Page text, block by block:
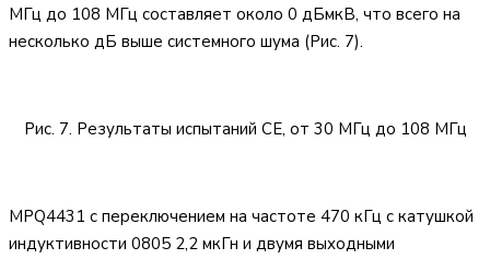
МГц до 108 МГц составляет около 0 дБмкВ, что всего на
несколько дБ выше системного шума (Рис. 7).
Рис. 7. Результаты испытаний CE, от 30 МГц до 108 МГц
MPQ4431 с переключением на частоте 470 кГц с катушкой
индуктивности 0805 2,2 мкГн и двумя выходными